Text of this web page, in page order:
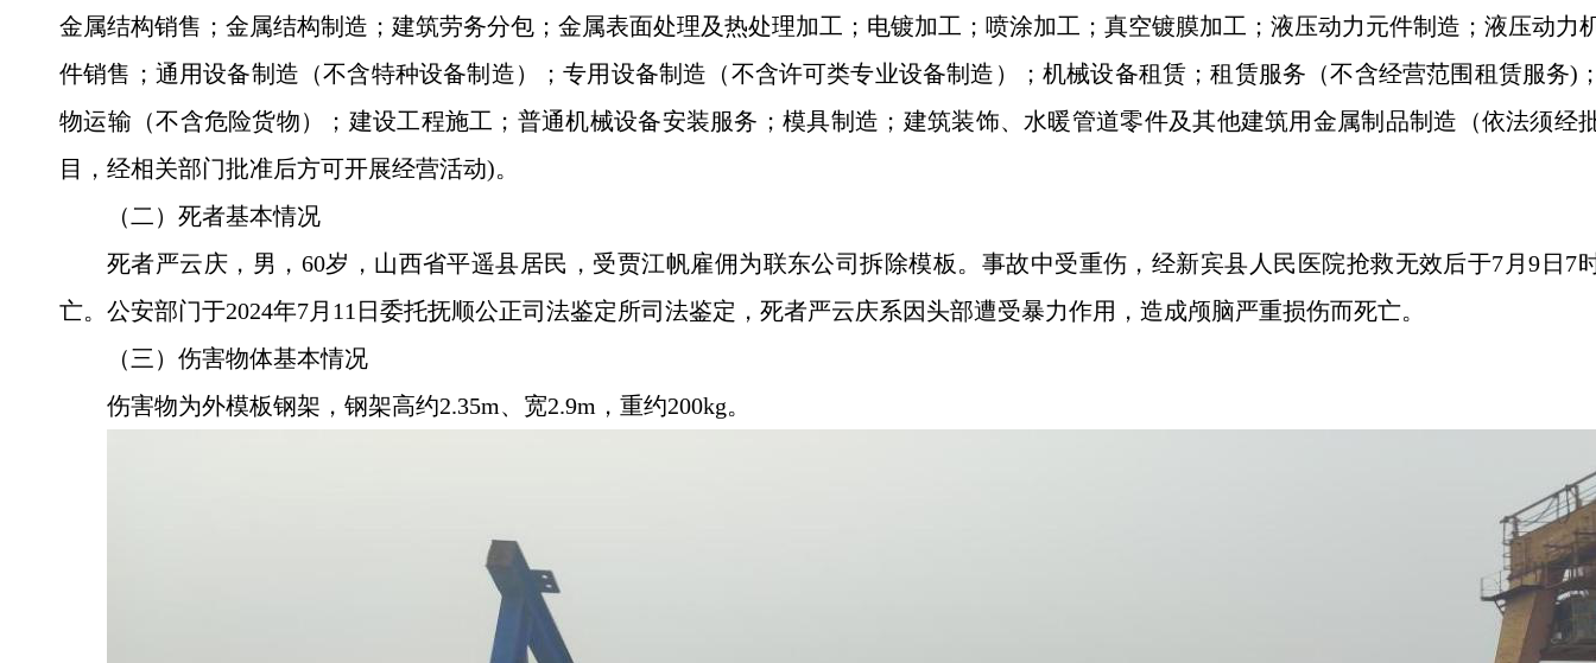
金属结构销售；金属结构制造；建筑劳务分包；金属表面处理及热处理加工；电镀加工；喷涂加工；真空镀膜加工；液压动力元件制造；液压动力
件销售；通用设备制造（不含特种设备制造）；专用设备制造（不含许可类专业设备制造）；机械设备租赁；租赁服务（不含经营范围租赁服务)
物运输（不含危险货物）；建设工程施工；普通机械设备安装服务；模具制造；建筑装饰、水暖管道零件及其他建筑用金属制品制造（依法须经
目，经相关部门批准后方可开展经营活动)。
（二）死者基本情况
死者严云庆 ，男，60岁， 山西省平遥县居民， 受贾江帆雇佣为联东公司拆除模板。事故中受重伤，经新宾县人民医院抢救无效后于7月9日7
亡。 公安部门于2024年7月11日委托抚顺公正司法鉴定所司法鉴定 ， 死者严云庆系因头部遭受暴力作用，造成颅脑严重损伤而死亡。
（三）伤害物体基本情况
伤害物为外模板钢架，钢架高约2.35m、宽2.9m，重约200kg。